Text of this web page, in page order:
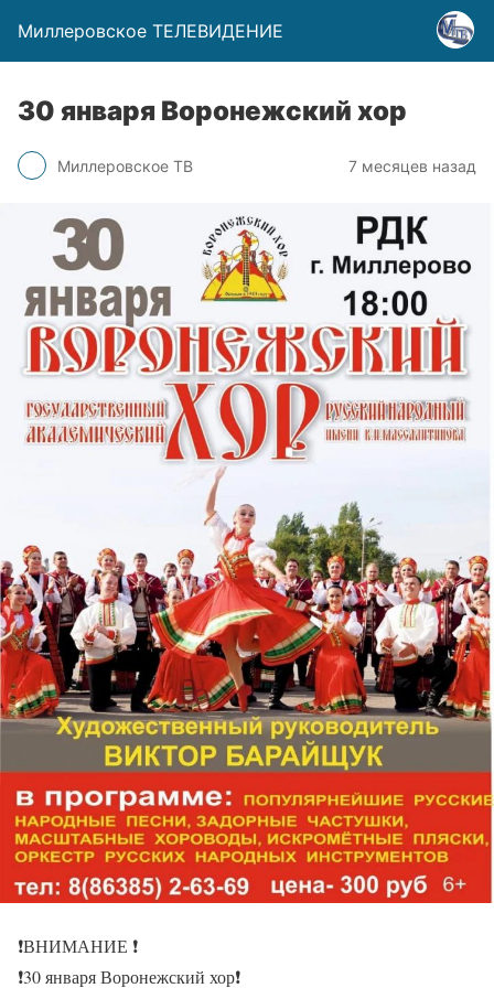
Миллеровское ТЕЛЕВИДЕНИЕ
30 января Воронежский хор
Миллеровское ТВ 7 месяцев назад
❗️ВНИМАНИЕ ❗️
❗️30 января Воронежский хор❗️